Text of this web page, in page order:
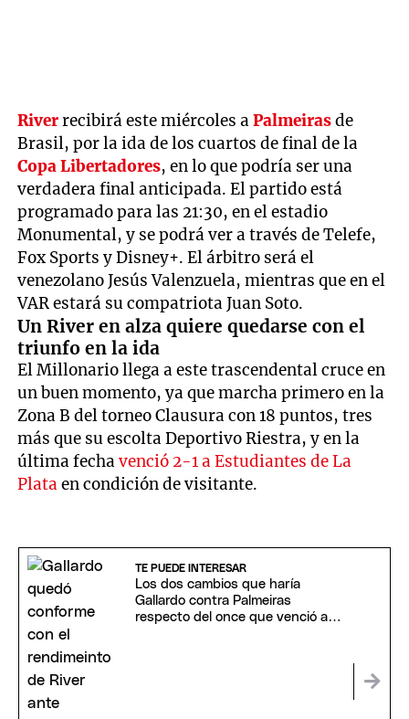
Riverrecibirá este miércoles aPalmeirasde
Brasil, por la ida de los cuartos de final de la
Copa Libertadores, en lo que podría ser una
verdadera final anticipada. El partido está
programado para las 21:30, en el estadio
Monumental, y se podrá ver a través de Telefe,
Fox Sports y Disney+. El árbitro será el
venezolano Jesús Valenzuela, mientras que en el
VAR estará su compatriota Juan Soto.
Un River en alza quiere quedarse con el
triunfo en la ida
El Millonario llega a este trascendental cruce en
un buen momento, ya que marcha primero en la
Zona B del torneo Clausura con 18 puntos, tres
más que su escolta Deportivo Riestra, y en la
última fechavenció 2-1 a Estudiantes de La
Plata en condición de visitante.
TE PUEDE INTERESAR
Los dos cambios que haría
Gallardo contra Palmeiras
respecto del once que venció a